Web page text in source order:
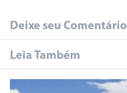
Deixe seu Comentário
Leia Também